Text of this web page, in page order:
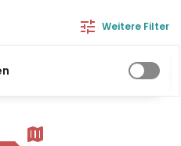
Weitere Filter